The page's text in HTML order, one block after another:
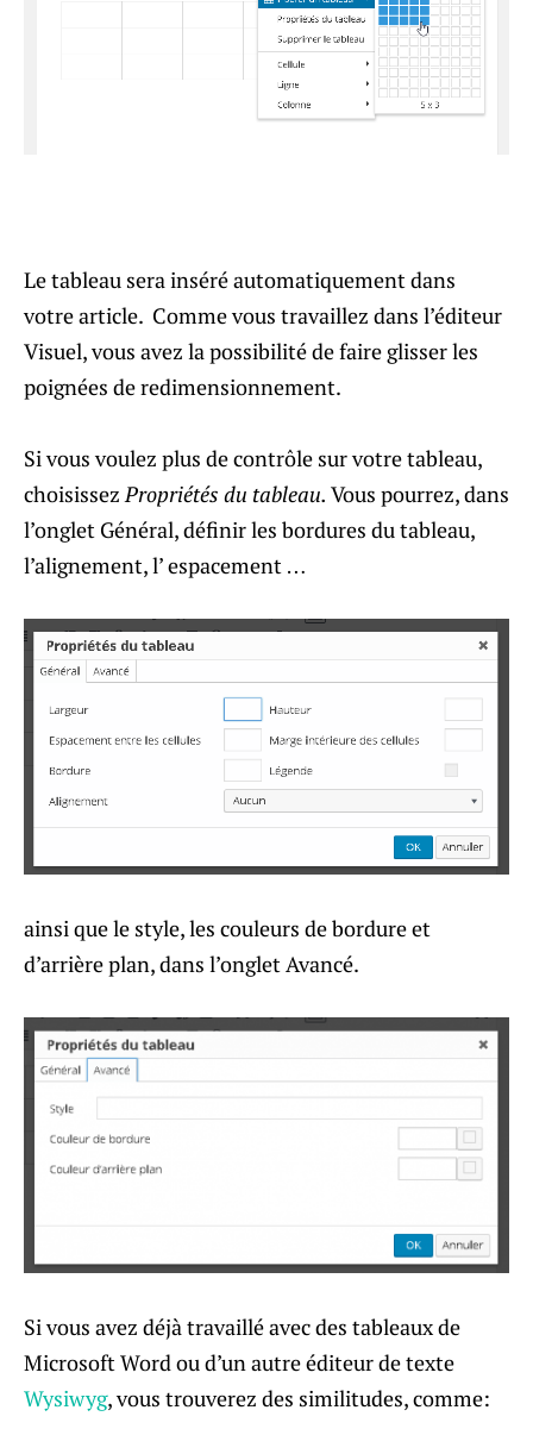
Le tableau sera inséré automatiquement dans
votre article. Comme vous travaillez dans l’éditeur
Visuel, vous avez la possibilité de faire glisser les
poignées de redimensionnement.
Si vous voulez plus de contrôle sur votre tableau,
choisissez Propriétés du tableau. Vous pourrez, dans
l’onglet Général, définir les bordures du tableau,
l’alignement, l’ espacement …
ainsi que le style, les couleurs de bordure et
d’arrière plan, dans l’onglet Avancé.
Si vous avez déjà travaillé avec des tableaux de
Microsoft Word ou d’un autre éditeur de texte
Wysiwyg, vous trouverez des similitudes, comme: